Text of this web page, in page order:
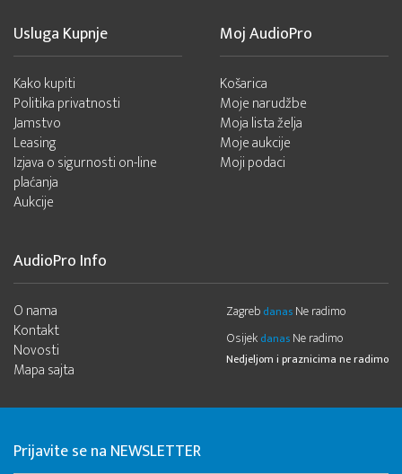
Usluga Kupnje
Kako kupiti
Politika privatnosti
Jamstvo
Leasing
Izjava o sigurnosti on-line
plaćanja
Aukcije
Moj AudioPro
Košarica
Moje narudžbe
Moja lista želja
Moje aukcije
Moji podaci
AudioPro Info
O nama
Kontakt
Novosti
Mapa sajta
Zagreb danas Ne radimo
Osijek danas Ne radimo
Nedjeljom i praznicima ne radimo
Prijavite se na NEWSLETTER